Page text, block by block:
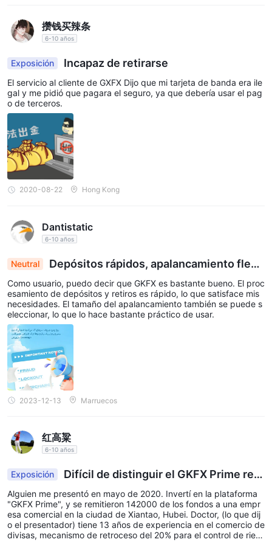
se puede contactar por correo electrónico en hello@trive.com.
Para aquellos que deseen ponerse en contacto con su equipo,
Piso 5, The Penthouse, Lifestar, Testaferrata Street, Ta
Xbiex XBX1403, en Malta.
Esta configuración sugiere un equipo de soporte dedicado listo
para ayudar con consultas, problemas de cuenta o cualquier
otra inquietud relacionada con el servicio.
Sin embargo, parece que su principal modo de comunicación
con los clientes es a través de correo electrónico, lo cual puede
ser una consideración para aquellos que prefieren formas de
contacto más inmediatas como el teléfono o el chat en vivo.
Recurso Educativo
Trive Financial Services UK Limited ofrece una variedad de
de sus usuarios y elevar sus estrategias de inversión.
Esto incluye una variedad de artículos que cubren temas
fundamentales como "¿Cómo puedo invertir en acciones?" y
"¿Cómo funciona el mercado de valores?", así como temas más
específicos como "Beneficios de invertir en sostenibilidad".
Además, ofrecen información sobre áreas de inversión
temáticas como ciberseguridad, tecnología 5G y
semiconductores.
Estos recursos no solo brindan una comprensión básica, sino
también consejos estratégicos sobre cómo invertir en estos
inversiones con las tendencias tecnológicas e industriales
actuales.
través de su plataforma, ofreciendo información valiosa tanto
para inversores novatos como experimentados.
Conclusión
En conclusión, Trive Financial Services UK Limited se presenta
攒钱买辣条
6-10 años
Exposición Incapaz de retirarse
El servicio al cliente de GXFX Dijo que mi tarjeta de banda era ile
gal y me pidió que pagara el seguro, ya que debería usar el pag
o de terceros.
2020-08-22 Hong Kong
Dantistatic
6-10 años
Neutral
Depósitos rápidos, apalancamiento flexi
ble: GKFX satisface las necesidades del usuario
Como usuario, puedo decir que GKFX es bastante bueno. El proc
esamiento de depósitos y retiros es rápido, lo que satisface mis
necesidades. El tamaño del apalancamiento también se puede s
eleccionar, lo que lo hace bastante práctico de usar.
2023-12-13 Marruecos
红高粱
6-10 años
Exposición
Difícil de distinguir el GKFX Prime real
y el falso
Alguien me presentó en mayo de 2020. Invertí en la plataforma
"GKFX Prime", y se remitieron 142000 de los fondos a una empr
esa comercial en la ciudad de Xiantao, Hubei. Doctor, (lo que dij
o el presentador) tiene 13 años de experiencia en el comercio de
divisas, mecanismo de retroceso del 20% para el control de ries